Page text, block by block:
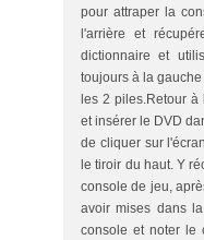
pour attraper la
l'arrière et
dictionnaire et
toujours à la
les 2 piles.Retour à
et insérer le DVD
de cliquer sur
le tiroir du haut. Y
console de jeu,
avoir mises dans
console et noter le